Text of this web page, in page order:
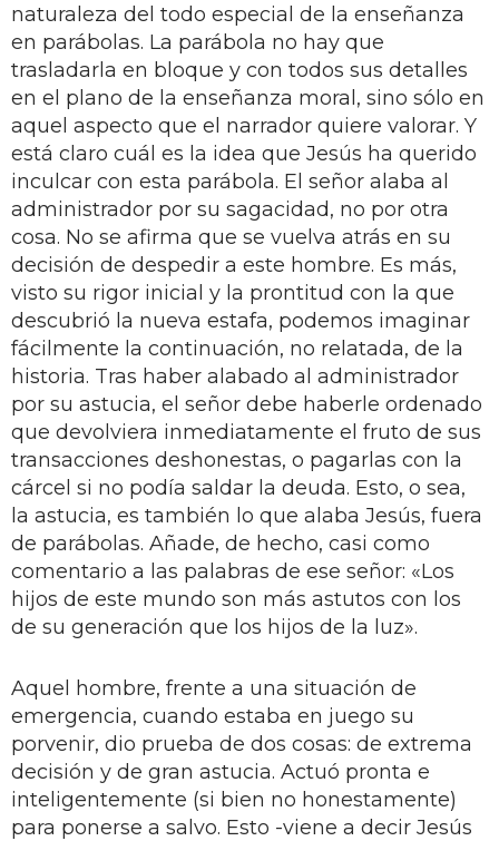
naturaleza del todo especial de la enseñanza
en parábolas. La parábola no hay que
trasladarla en bloque y con todos sus detalles
en el plano de la enseñanza moral, sino sólo en
aquel aspecto que el narrador quiere valorar. Y
está claro cuál es la idea que Jesús ha querido
inculcar con esta parábola. El señor alaba al
administrador por su sagacidad, no por otra
cosa. No se afirma que se vuelva atrás en su
decisión de despedir a este hombre. Es más,
visto su rigor inicial y la prontitud con la que
descubrió la nueva estafa, podemos imaginar
fácilmente la continuación, no relatada, de la
historia. Tras haber alabado al administrador
por su astucia, el señor debe haberle ordenado
que devolviera inmediatamente el fruto de sus
transacciones deshonestas, o pagarlas con la
cárcel si no podía saldar la deuda. Esto, o sea,
la astucia, es también lo que alaba Jesús, fuera
de parábolas. Añade, de hecho, casi como
comentario a las palabras de ese señor: «Los
hijos de este mundo son más astutos con los
de su generación que los hijos de la luz».
Aquel hombre, frente a una situación de
emergencia, cuando estaba en juego su
porvenir, dio prueba de dos cosas: de extrema
decisión y de gran astucia. Actuó pronta e
inteligentemente (si bien no honestamente)
para ponerse a salvo. Esto -viene a decir Jesús